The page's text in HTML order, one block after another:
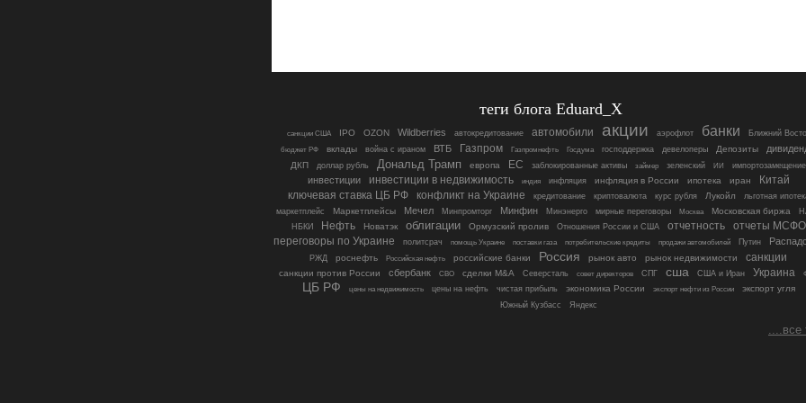
теги блога Eduard_X
санкции США IPO OZON Wildberries автокредитование автомобили акции аэрофлот банки
Ближний
бюджет РФ
вклады война с ираном ВТБ Газпром Газпромнефть Госдума господдержка девелоперы Депозиты
ДКП доллар рубль Дональд Трамп европа ЕС заблокированные активы займер зеленский ИИ импортозамещение
инвестиции инвестиции в недвижимость индия инфляция инфляция в России ипотека иран
Китай
ключевая ставка ЦБ РФ
конфликт на Украине кредитование криптовалюта курс рубля Лукойл
льготная
маркетплейс
Маркетплейсы Мечел Минпромторг Минфин Минэнерго мирные переговоры Москва Московская биржа
НБКИ
Нефть Новатэк облигации Ормузский пролив Отношения России и США отчетность отчеты МСФО
переговоры по Украине политсрач помощь Украине поставки газа потребительские кредиты продажи автомобилей Путин
РЖД роснефть Российская нефть российские банки Россия рынок авто рынок недвижимости санкции
санкции против России сбербанк СВО сделки M&A Северсталь совет директоров СПГ сша США и Иран Украина
ЦБ РФ цены на недвижимость цены на нефть чистая прибыль экономика России экспорт нефти из России экспорт угля
Южный Кузбасс Яндекс
....все